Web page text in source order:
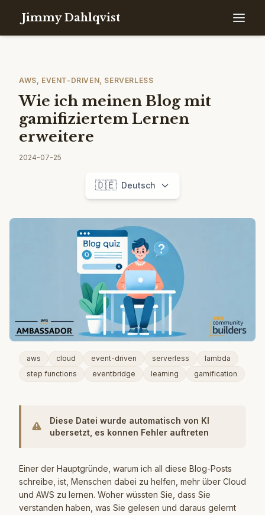
Jimmy Dahlqvist
AWS, EVENT-DRIVEN, SERVERLESS
Wie ich meinen Blog mit
gamifiziertem Lernen
erweitere
2024-07-25
🇩🇪 Deutsch
aws cloud event-driven serverless
lambda
step functions
eventbridge learning gamification
Diese Datei wurde automatisch von KI
ubersetzt, es konnen Fehler auftreten
Einer der Hauptgründe, warum ich all diese Blog-Posts
schreibe, ist, Menschen dabei zu helfen, mehr über Cloud
und AWS zu lernen. Woher wüssten Sie, dass Sie
verstanden haben, was Sie gelesen und daraus gelernt